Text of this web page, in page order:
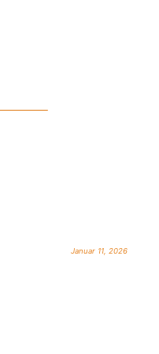
Januar 11, 2026